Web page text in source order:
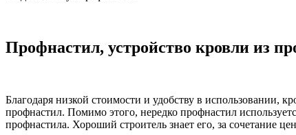
Профнастил, устройство кровли из
Благодаря низкой стоимости и удобству в использовании,
профнастил. Помимо этого, нередко профнастил
профнастила. Хороший строитель знает его, за сочетание